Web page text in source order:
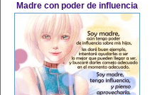
Madre con poder de influencia